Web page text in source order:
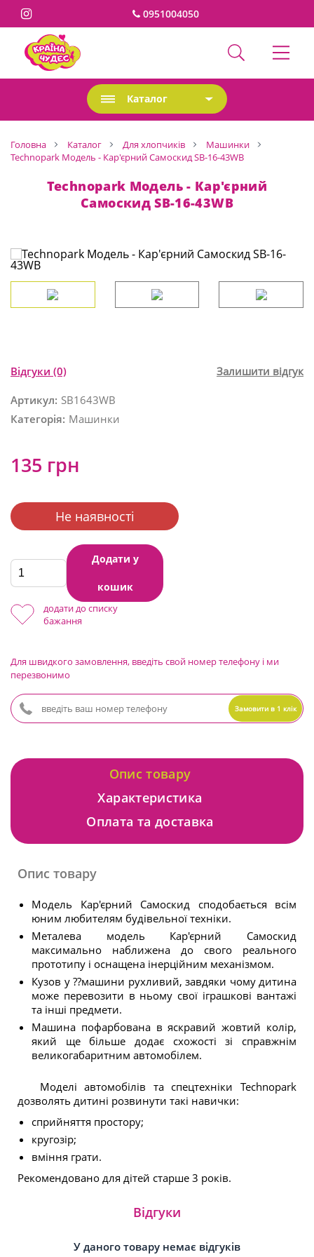
0951004050
Каталог
Головна Каталог Для хлопчиків
Машинки
Technopark Модель - Кар'єрний Самоскид SB-16-43WB
Technopark Модель - Кар'єрний
Самоскид SB-16-43WB
Відгуки (0) Залишити відгук
Артикул: SB1643WB
Категорія: Машинки
135 грн
Не наявності
Додати у
кошик
додати до списку
бажання
Для швидкого замовлення, введіть свой номер телефону і ми
перезвонимо
Замовити в 1 клік
Опис товару
Характеристика
Оплата та доставка
Опис товару
Модель Кар'єрний Самоскид сподобається всім
юним любителям будівельної техніки.
Металева модель Кар'єрний Самоскид
максимально наближена до свого реального
прототипу і оснащена інерційним механізмом.
Кузов у ??машини рухливий, завдяки чому дитина
може перевозити в ньому свої іграшкові вантажі
та інші предмети.
Машина пофарбована в яскравий жовтий колір,
який ще більше додає схожості зі справжнім
великогабаритним автомобілем.
Моделі автомобілів та спецтехніки Technopark
дозволять дитині розвинути такі навички:
сприйняття простору;
кругозір;
вміння грати.
Рекомендовано для дітей старше 3 років.
Відгуки
У даного товару немає відгуків